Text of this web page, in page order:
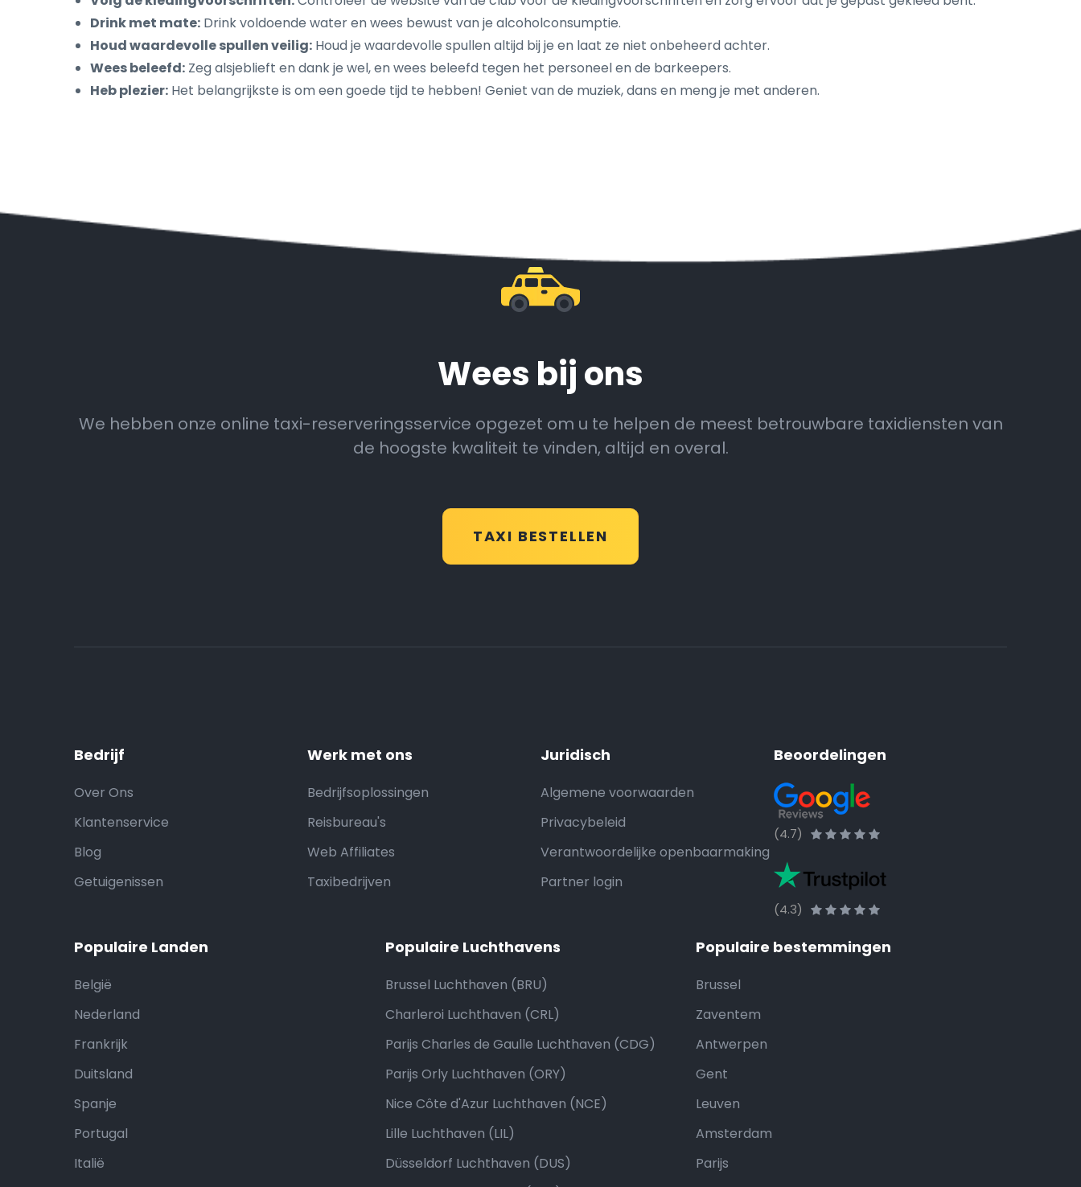
Drink met mate: Drink voldoende water en wees bewust van je alcoholconsumptie.
Houd waardevolle spullen veilig: Houd je waardevolle spullen altijd bij je en laat ze niet onbeheerd achter.
Wees beleefd: Zeg alsjeblieft en dank je wel, en wees beleefd tegen het personeel en de barkeepers.
Heb plezier: Het belangrijkste is om een ​​goede tijd te hebben! Geniet van de muziek, dans en meng je met anderen.
Wees bij ons
We hebben onze online taxi-reserveringsservice opgezet om u te helpen de meest betrouwbare taxidiensten van
de hoogste kwaliteit te vinden, altijd en overal.
TAXI BESTELLEN
Bedrijf
Over Ons
Klantenservice
Blog
Getuigenissen
Werk met ons
Bedrijfsoplossingen
Reisbureau's
Web Affiliates
Taxibedrijven
Juridisch
Algemene voorwaarden
Privacybeleid
Verantwoordelijke openbaarmaking
Partner login
Beoordelingen
(4.7)
(4.3)
Populaire Landen
België
Nederland
Frankrijk
Duitsland
Spanje
Portugal
Italië
Populaire Luchthavens
Brussel Luchthaven (BRU)
Charleroi Luchthaven (CRL)
Parijs Charles de Gaulle Luchthaven (CDG)
Parijs Orly Luchthaven (ORY)
Nice Côte d'Azur Luchthaven (NCE)
Lille Luchthaven (LIL)
Düsseldorf Luchthaven (DUS)
Populaire bestemmingen
Brussel
Zaventem
Antwerpen
Gent
Leuven
Amsterdam
Parijs